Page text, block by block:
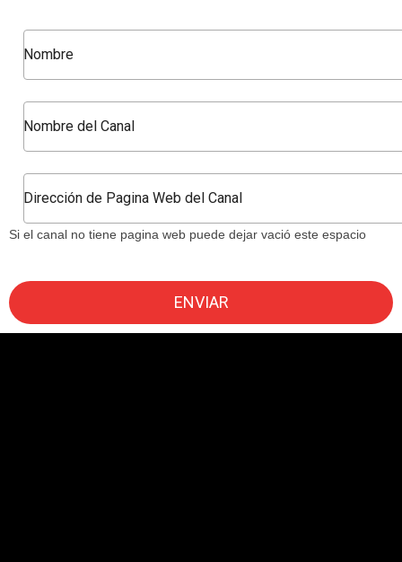
Si el canal no tiene pagina web puede dejar vació este espacio
ENVIAR